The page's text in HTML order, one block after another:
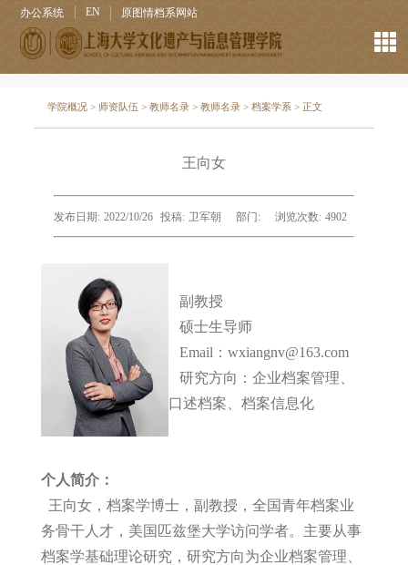
办公系统 EN 原图情档系网站
学院概况 > 师资队伍 >教师名录 >教师名录 >档案学系 > 正文
王向女
发布日期: 2022/10/26 投稿: 卫军朝 部门: 浏览次数: 4902
副教授
硕士生导师
Email：wxiangnv@163.com
研究方向：企业档案管理、
口述档案、档案信息化
个人简介：
王向女，档案学博士，副教授，全国青年档案业
务骨干人才，美国匹兹堡大学访问学者。主要从事
档案学基础理论研究，研究方向为企业档案管理、